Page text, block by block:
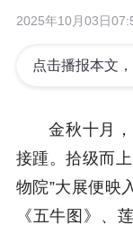
2025年10月03日
点击播报
金秋十月
接踵。拾级而
物院”大展便映
《五牛图》、